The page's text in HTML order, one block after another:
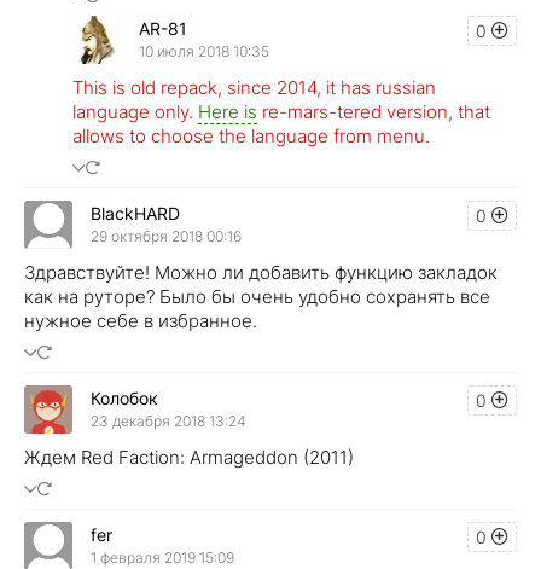
0
AR-81
10 июля 2018 10:35
This is old repack, since 2014, it has russian
language only. Here is re-mars-tered version, that
allows to choose the language from menu.
0
BlackHARD
29 октября 2018 00:16
Здравствуйте! Можно ли добавить функцию закладок
как на руторе? Было бы очень удобно сохранять все
нужное себе в избранное.
0
Колобок
23 декабря 2018 13:24
Ждем Red Faction: Armageddon (2011)
0
fer
1 февраля 2019 15:09